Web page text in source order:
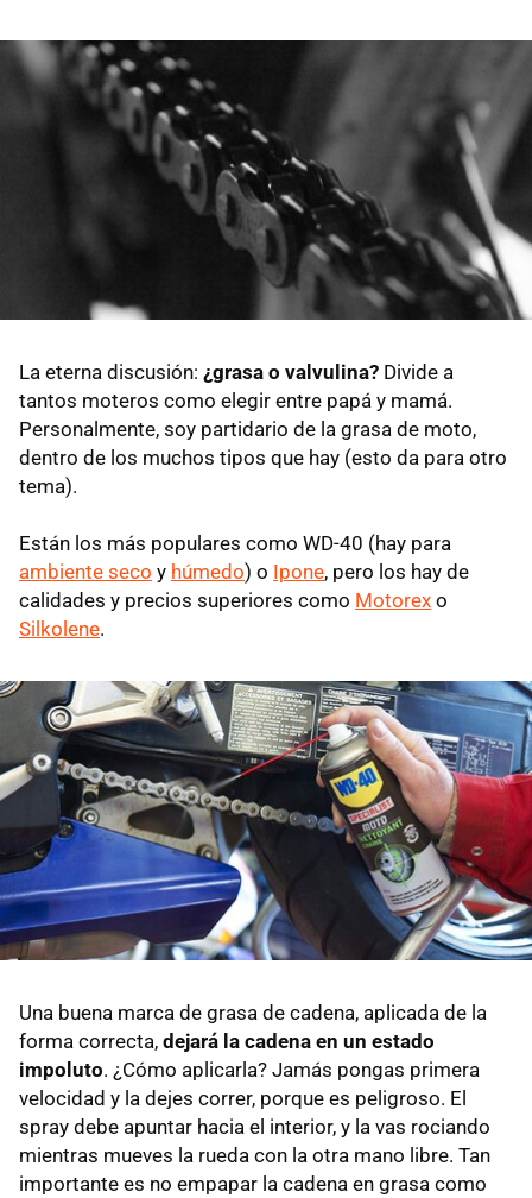
La eterna discusión: ¿grasa o valvulina? Divide a
tantos moteros como elegir entre papá y mamá.
Personalmente, soy partidario de la grasa de moto,
dentro de los muchos tipos que hay (esto da para otro
tema).
Están los más populares como WD-40 (hay para
ambiente seco y húmedo) o Ipone, pero los hay de
calidades y precios superiores como Motorex o
Silkolene.
Una buena marca de grasa de cadena, aplicada de la
forma correcta, dejará la cadena en un estado
impoluto. ¿Cómo aplicarla? Jamás pongas primera
velocidad y la dejes correr, porque es peligroso. El
spray debe apuntar hacia el interior, y la vas rociando
mientras mueves la rueda con la otra mano libre. Tan
importante es no empapar la cadena en grasa como